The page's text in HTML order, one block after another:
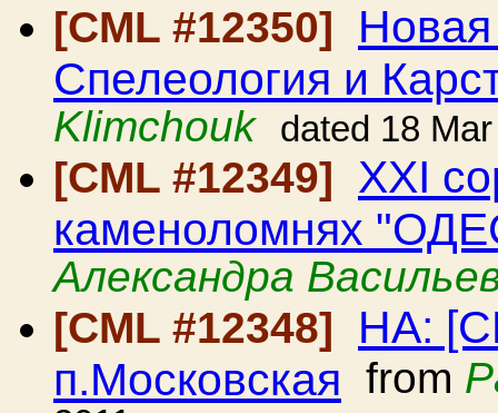
[CML #12350]
Спелеология и
Klimchouk
dated 18
[CML #12349] XXI
каменоломнях
Александра
[CML #12348]
HA:
п.Московская from